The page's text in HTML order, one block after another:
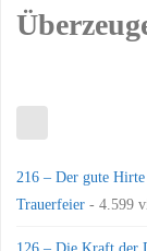
216 – Der gute
Trauerfeier - 4.599